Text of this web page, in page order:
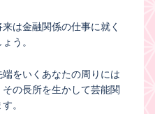
は金融関係の仕事に就く
う。
をいくあなたの周りには
の長所を生かして芸能関
。